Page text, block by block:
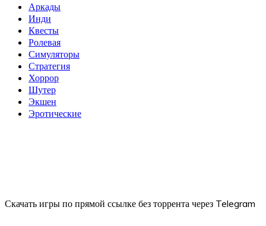
Аркады
Инди
Квесты
Ролевая
Симуляторы
Стратегия
Хоррор
Шутер
Экшен
Эротические
Скачать игры по прямой ссылке без торрента через Telegram